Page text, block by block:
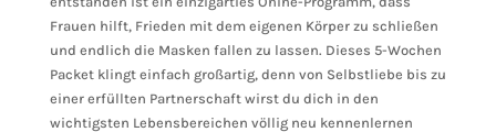
Frauen hilft, Frieden mit dem eigenen Körper zu schließen
und endlich die Masken fallen zu lassen. Dieses 5-Wochen
Packet klingt einfach großartig, denn von Selbstliebe bis zu
einer erfüllten Partnerschaft wirst du dich in den
wichtigsten Lebensbereichen völlig neu kennenlernen